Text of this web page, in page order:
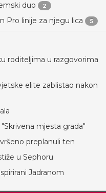
duo 2
Pro linije za njegu lica 5
roditeljima u razgovorima
elite zablistao nakon
mjesta grada"
preplanuli ten
u Sephoru
Jadranom